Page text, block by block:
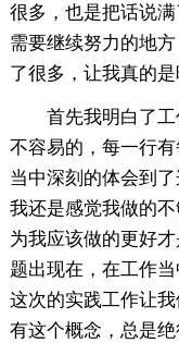
很多，也是把话说
需要继续努力的地
了很多，让我真的
首先我明白了
不容易的，每一行
当中深刻的体会到
我还是感觉我做的
为我应该做的更好
题出现在，在工作
这次的实践工作让
有这个概念，总是